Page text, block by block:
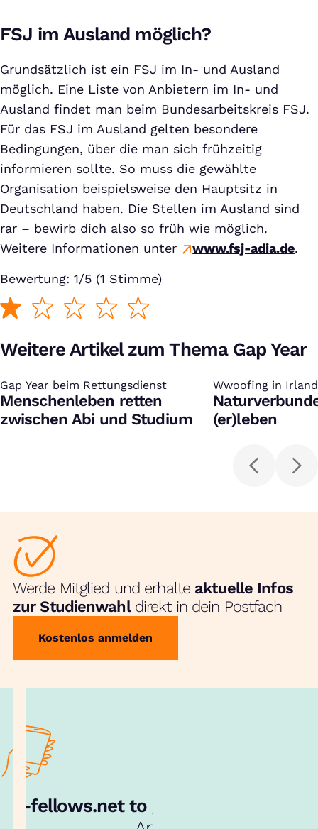
FSJ im Ausland möglich?
Grundsätzlich ist ein FSJ im In- und Ausland
möglich. Eine Liste von Anbietern im In- und
Ausland findet man beim Bundesarbeitskreis FSJ.
Für das FSJ im Ausland gelten besondere
Bedingungen, über die man sich frühzeitig
informieren sollte. So muss die gewählte
Organisation beispielsweise den Hauptsitz in
Deutschland haben. Die Stellen im Ausland sind
rar – bewirb dich also so früh wie möglich.
Weitere Informationen unter
www.fsj-adia.de.
Bewertung: 1/5 (1 Stimme)
Weitere Artikel zum Thema Gap Year
Gap Year beim Rettungsdienst
:
Menschenleben retten
zwischen Abi und Studium
Wwoofing in Irland
:
(er)leben
Werde Mitglied und erhalte aktuelle Infos
zur Studienwahl direkt in dein Postfach
Kostenlos anmelden
e‑fellows.net to go: